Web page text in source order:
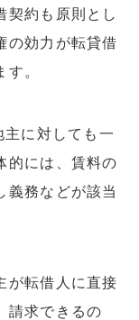
契約も原則とし
の効力が転貸借
。
に対しても一
的には、賃料の
義務などが該当
が転借人に直接
請求できるの